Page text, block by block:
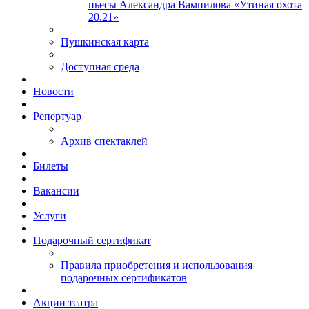
пьесы Александра Вампилова «Утиная охота
20.21»
Пушкинская карта
Доступная среда
Новости
Репертуар
Архив спектаклей
Билеты
Вакансии
Услуги
Подарочный сертификат
Правила приобретения и использования
подарочных сертификатов
Акции театра